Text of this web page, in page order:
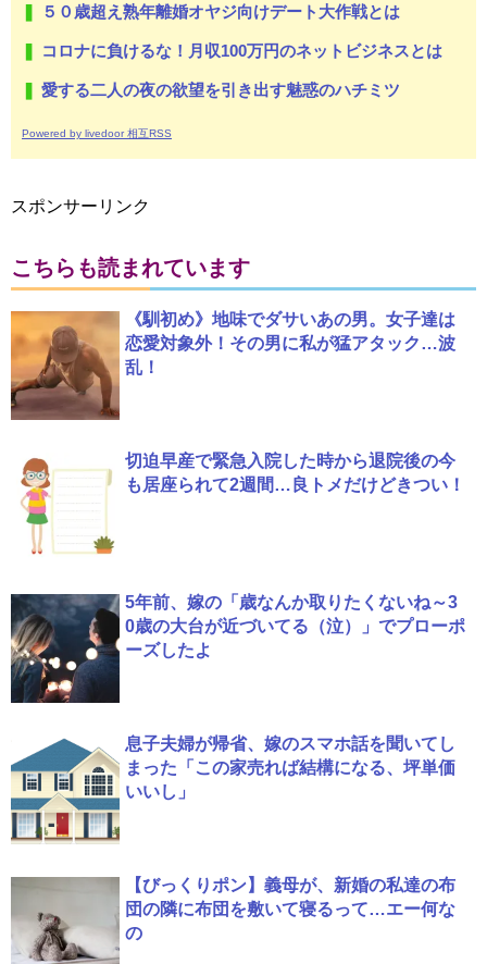
５０歳超え熟年離婚オヤジ向けデート大作戦とは
コロナに負けるな！月収100万円のネットビジネスとは
愛する二人の夜の欲望を引き出す魅惑のハチミツ
Powered by livedoor 相互RSS
スポンサーリンク
こちらも読まれています
《馴初め》地味でダサいあの男。女子達は
恋愛対象外！その男に私が猛アタック…波
乱！
切迫早産で緊急入院した時から退院後の今
も居座られて2週間…良トメだけどきつい！
5年前、嫁の「歳なんか取りたくないね～3
0歳の大台が近づいてる（泣）」でプローポ
ーズしたよ
息子夫婦が帰省、嫁のスマホ話を聞いてし
まった「この家売れば結構になる、坪単価
いいし」
【びっくりポン】義母が、新婚の私達の布
団の隣に布団を敷いて寝るって…エー何な
の